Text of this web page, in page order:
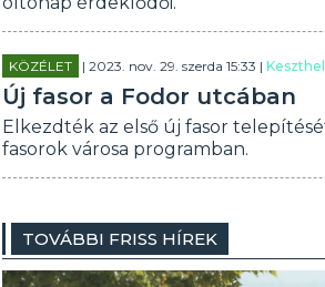
KÖZÉLET | 2023. nov. 29. szerda 15:33 |
Új fasor a Fodor utcában
Elkezdték az első új fasor
fasorok városa programban.
TOVÁBBI FRISS HÍREK